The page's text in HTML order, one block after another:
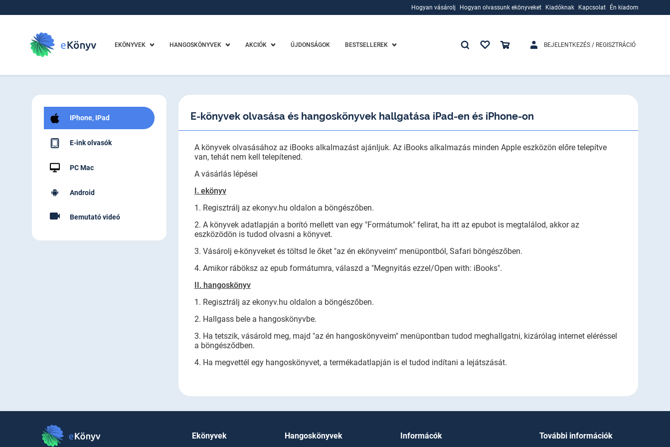
Hogyan vásárolj
Hogyan olvassunk ekönyveket
Kiadóknak
Kapcsolat Én kiadom
EKÖNYVEK HANGOSKÖNYVEK AKCIÓK ÚJDONSÁGOK BESTSELLEREK BEJELENTKEZÉS / REGISZTRÁCIÓ
IPhone, IPad
E-ink olvasók
PC Mac
Android
Bemutató videó
E-könyvek olvasása és hangoskönyvek hallgatása iPad-en és iPhone-on
A könyvek olvasásához az iBooks alkalmazást ajánljuk. Az iBooks alkalmazás minden Apple eszközön előre telepítve
van, tehát nem kell telepítened.
A vásárlás lépései
I. ekönyv
1. Regisztrálj az ekonyv.hu oldalon a böngészőben.
2. A könyvek adatlapján a borító mellett van egy "Formátumok" felirat, ha itt az epubot is megtalálod, akkor az
eszközödön is tudod olvasni a könyvet.
3. Vásárolj e-könyveket és töltsd le őket "az én ekönyveim" menüpontból, Safari böngészőben.
4. Amikor ráböksz az epub formátumra, válaszd a "Megnyitás ezzel/Open with: iBooks".
II. hangoskönyv
1. Regisztrálj az ekonyv.hu oldalon a böngészőben.
2. Hallgass bele a hangoskönyvbe.
3. Ha tetszik, vásárold meg, majd "az én hangoskönyveim" menüpontban tudod meghallgatni, kizárólag internet eléréssel
a böngésződben.
4. Ha megvettél egy hangoskönyvet, a termékadatlapján is el tudod indítani a lejátszását.
Ekönyvek Hangoskönyvek Informácók További információk